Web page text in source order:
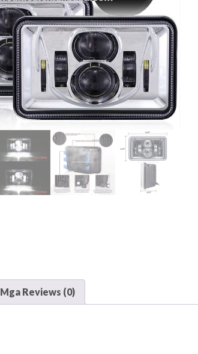
Mga Reviews (0)